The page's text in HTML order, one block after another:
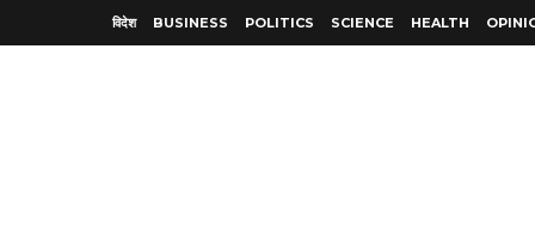
विदेश BUSINESS POLITICS SCIENCE HEALTH